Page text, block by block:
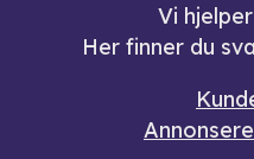
Vi
Her finner du